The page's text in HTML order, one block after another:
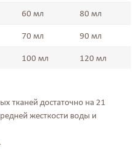
60 мл 80 мл
70 мл 90 мл
100 мл 120 мл
тканей достаточно на 21
жесткости воды и